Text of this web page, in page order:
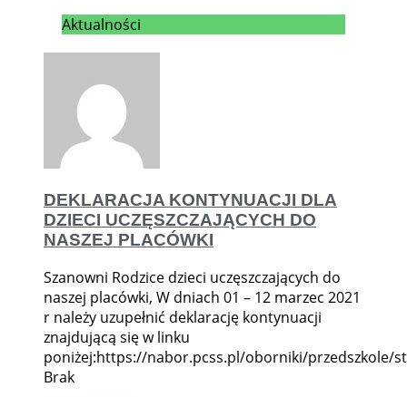
Aktualności
DEKLARACJA KONTYNUACJI DLA
DZIECI UCZĘSZCZAJĄCYCH DO
NASZEJ PLACÓWKI
Szanowni Rodzice dzieci uczęszczających do
naszej placówki, W dniach 01 – 12 marzec 2021
r należy uzupełnić deklarację kontynuacji
znajdującą się w linku
poniżej:https://nabor.pcss.pl/oborniki/przedszkole/
Brak